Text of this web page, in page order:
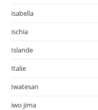
isabella
ischia
Islande
Italie
Iwatesan
iwo jima